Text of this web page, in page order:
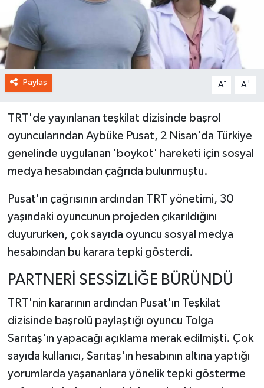
Paylaş A- A+
TRT'de yayınlanan teşkilat dizisinde başrol
oyuncularından Aybüke Pusat, 2 Nisan'da Türkiye
genelinde uygulanan 'boykot' hareketi için sosyal
medya hesabından çağrıda bulunmuştu.
Pusat'ın çağrısının ardından TRT yönetimi, 30
yaşındaki oyuncunun projeden çıkarıldığını
duyururken, çok sayıda oyuncu sosyal medya
hesabından bu karara tepki gösterdi.
PARTNERİ SESSİZLİĞE BÜRÜNDÜ
TRT'nin kararının ardından Pusat'ın Teşkilat
dizisinde başrolü paylaştığı oyuncu Tolga
Sarıtaş'ın yapacağı açıklama merak edilmişti. Çok
sayıda kullanıcı, Sarıtaş'ın hesabının altına yaptığı
yorumlarda yaşananlara yönelik tepki gösterme